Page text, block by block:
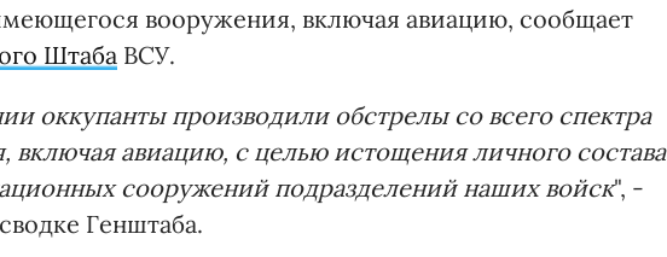
вооружения, включая авиацию, сообщает
Штаба ВСУ.
оккупанты производили обстрелы со всего спектра
авиацию, с целью истощения личного состава
сооружений подразделений наших войск", -
Генштаба.